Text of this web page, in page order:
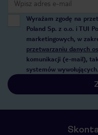
Wyrażam zgodę na
Poland Sp. z o.o. i TUI
marketingowych, w
przetwarzaniu danych
komunikacji (e-mail),
systemów wywołujących.